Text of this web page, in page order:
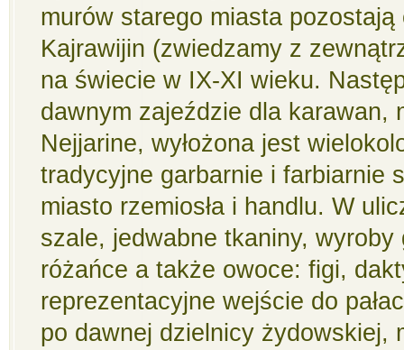
murów starego miasta
Kajrawijin (zwiedzamy z
na świecie w IX-XI wieku.
dawnym zajeździe dla karawan,
Nejjarine, wyłożona jest
tradycyjne garbarnie i farbiarnie
miasto rzemiosła i handlu. W
szale, jedwabne tkaniny,
różańce a także owoce: figi,
reprezentacyjne wejście do
po dawnej dzielnicy żydowskiej,